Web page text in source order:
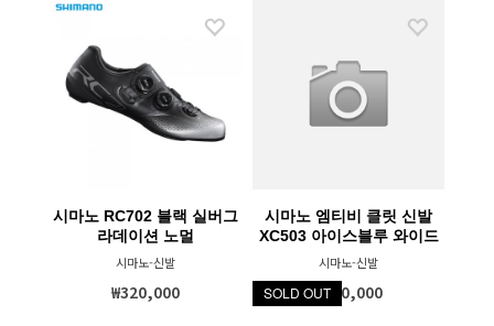
시마노 RC702 블랙 실버그
라데이션 노멀
시마노-신발
₩320,000
시마노 엠티비 클릿 신발
XC503 아이스블루 와이드
시마노-신발
₩250,000
SOLD OUT